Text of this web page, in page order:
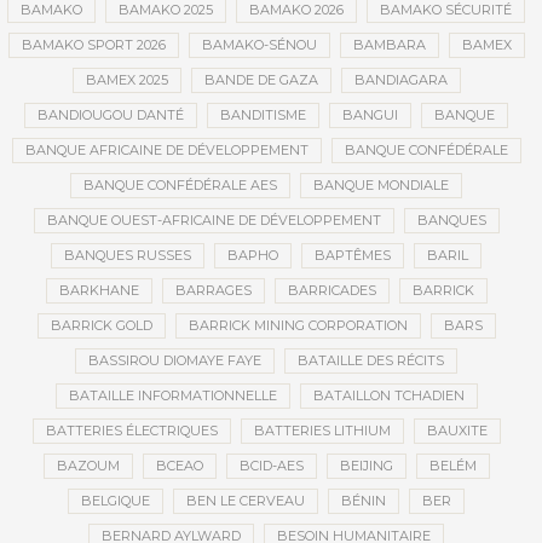
BAMAKO BAMAKO 2025 BAMAKO 2026 BAMAKO SÉCURITÉ
BAMAKO SPORT 2026 BAMAKO-SÉNOU BAMBARA BAMEX
BAMEX 2025 BANDE DE GAZA BANDIAGARA
BANDIOUGOU DANTÉ BANDITISME BANGUI BANQUE
BANQUE AFRICAINE DE DÉVELOPPEMENT BANQUE CONFÉDÉRALE
BANQUE CONFÉDÉRALE AES BANQUE MONDIALE
BANQUE OUEST-AFRICAINE DE DÉVELOPPEMENT BANQUES
BANQUES RUSSES BAPHO BAPTÊMES BARIL
BARKHANE BARRAGES BARRICADES BARRICK
BARRICK GOLD BARRICK MINING CORPORATION BARS
BASSIROU DIOMAYE FAYE BATAILLE DES RÉCITS
BATAILLE INFORMATIONNELLE BATAILLON TCHADIEN
BATTERIES ÉLECTRIQUES BATTERIES LITHIUM BAUXITE
BAZOUM BCEAO BCID-AES BEIJING BELÉM
BELGIQUE BEN LE CERVEAU BÉNIN BER
BERNARD AYLWARD BESOIN HUMANITAIRE